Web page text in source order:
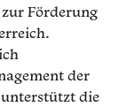
Förderung
der
unterstützt die